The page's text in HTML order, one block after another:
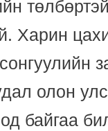
Харин
олон
байгаа